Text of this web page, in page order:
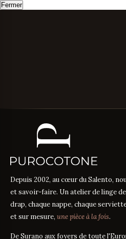
Fermer
Depuis 2002, au cœur du Salento,
et savoir-faire. Un atelier de linge
drap, chaque nappe, chaque
et sur mesure, une pièce à la fois.
De Surano aux foyers de toute